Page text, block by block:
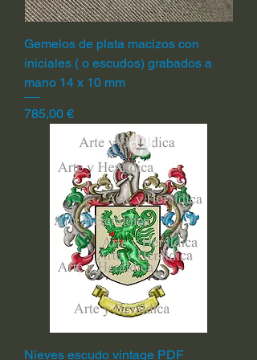
Gemelos de plata macizos con
iniciales ( o escudos) grabados a
mano 14 x 10 mm
Precio
785,00 €
Nieves escudo vintage PDF